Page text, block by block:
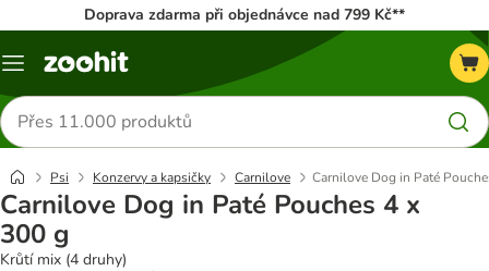
Doprava zdarma při objednávce nad 799 Kč**
Menu
Hledat
produkty
Psi Konzervy a kapsičky Carnilove Carnilove Dog in Paté
Carnilove Dog in Paté Pouches 4 x
300 g
Krůtí mix (4 druhy)